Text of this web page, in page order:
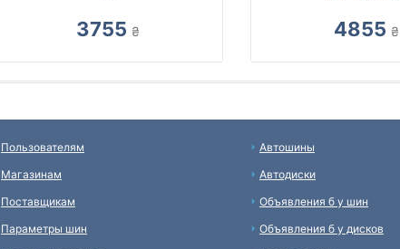
3755 ₴ 4855 ₴
Пользователям
Магазинам
Поставщикам
Параметры шин
Автошины
Автодиски
Объявления б у шин
Объявления б у дисков